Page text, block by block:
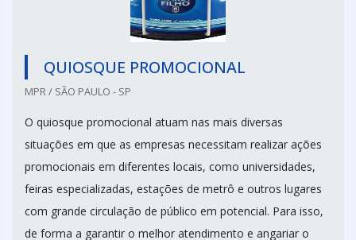
QUIOSQUE PROMOCIONAL
MPR / SÃO PAULO - SP
O quiosque promocional atuam nas mais diversas
situações em que as empresas necessitam realizar ações
promocionais em diferentes locais, como universidades,
feiras especializadas, estações de metrô e outros lugares
com grande circulação de público em potencial. Para isso,
de forma a garantir o melhor atendimento e angariar o